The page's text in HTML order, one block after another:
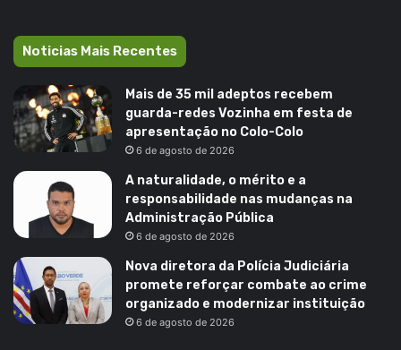
Noticias Mais Recentes
Mais de 35 mil adeptos recebem
guarda-redes Vozinha em festa de
apresentação no Colo-Colo
6 de agosto de 2026
A naturalidade, o mérito e a
responsabilidade nas mudanças na
Administração Pública
6 de agosto de 2026
Nova diretora da Polícia Judiciária
promete reforçar combate ao crime
organizado e modernizar instituição
6 de agosto de 2026